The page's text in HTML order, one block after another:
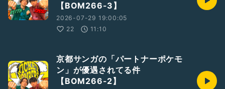
【BOM266-3】
2026-07-29 19:00:05
22
11:10
京都サンガの「パートナーポケモ
ン」が優遇されてる件
【BOM266-2】